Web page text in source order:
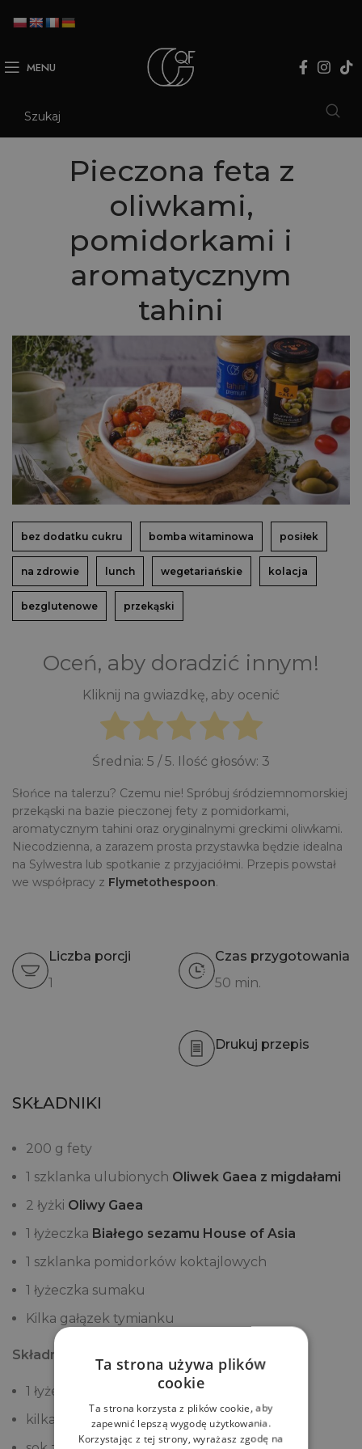
MENU
Pieczona feta z
oliwkami,
pomidorkami i
aromatycznym
tahini
bez dodatku cukru bomba witaminowa posiłek
na zdrowie lunch wegetariańskie kolacja
bezglutenowe przekąski
Oceń, aby doradzić innym!
Kliknij na gwiazdkę, aby ocenić
Średnia: 5 / 5. Ilość głosów: 3
Słońce na talerzu? Czemu nie! Spróbuj śródziemnomorskiej
przekąski na bazie pieczonej fety z pomidorkami,
aromatycznym tahini oraz oryginalnymi greckimi oliwkami.
Niecodzienna, a zarazem prosta przystawka będzie idealna
na Sylwestra lub spotkanie z przyjaciółmi. Przepis powstał
we współpracy z Flymetothespoon.
Liczba porcji
1
Czas przygotowania
50 min.
Drukuj przepis
SKŁADNIKI
200 g fety
1 szklanka ulubionych Oliwek Gaea z migdałami
2 łyżki Oliwy Gaea
1 łyżeczka Białego sezamu House of Asia
1 szklanka pomidorków koktajlowych
1 łyżeczka sumaku
Kilka gałązek tymianku
Składniki na sos tahini:
1 łyżeczka
Tahini Premium QF Quality Food
kilka łyżekOliwy Gaea
Ta strona używa plików
cookie
Ta strona korzysta z plików cookie, aby
zapewnić lepszą wygodę użytkowania.
Korzystając z tej strony, wyrażasz zgodę na